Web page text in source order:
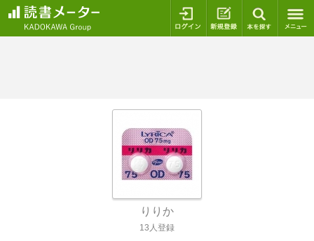
ログイン 新規登録
りりか
13人登録